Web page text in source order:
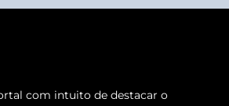
com intuito de destacar o